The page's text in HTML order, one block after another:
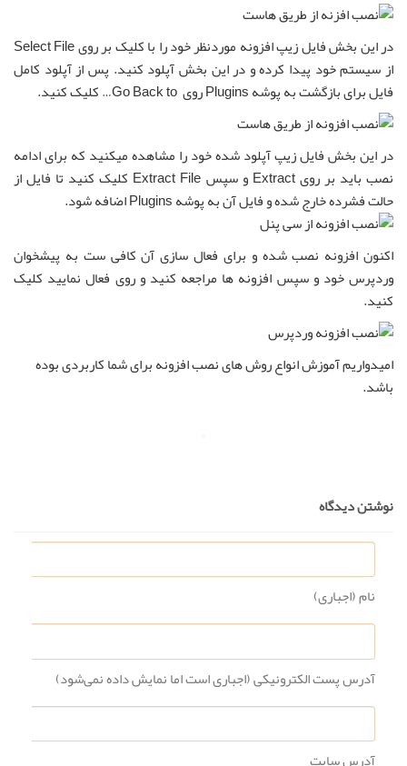
در این بخش فایل زیپ افزونه موردنظر خود را با کلیک بر روی Select File
از سیستم خود پیدا کرده و در این بخش آپلود کنید. پس از آپلود کامل
فایل برای بازگشت به پوشه Plugins روی Go Back to… کلیک کنید.
در این بخش فایل زیپ آپلود شده خود را مشاهده میکنید که برای ادامه
نصب باید بر روی Extract و سپس Extract File کلیک کنید تا فایل از
حالت فشرده خارج شده و فایل آن به پوشه Plugins اضافه شود.
اکنون افزونه نصب شده و برای فعال سازی آن کافی ست به پیشخوان
وردپرس خود و سپس افزونه ها مراجعه کنید و روی فعال نمایید کلیک
کنید.
امیدواریم آموزش انواع روش های نصب افزونه برای شما کاربردی بوده
باشد.
نوشتن دیدگاه
نام (اجباری)
آدرس پست الکترونیکی (اجباری است اما نمایش داده نمی‌شود)
آدرس سایت